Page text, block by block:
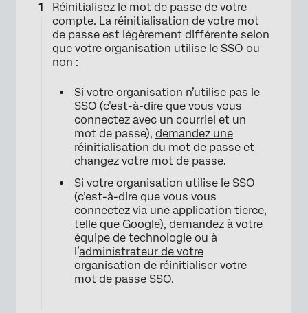
Réinitialisez le mot de passe de votre
compte. La réinitialisation de votre mot
de passe est légèrement différente selon
que votre organisation utilise le SSO ou
non :
Si votre organisation n’utilise pas le
SSO (c’est-à-dire que vous vous
connectez avec un courriel et un
mot de passe), demandez une
réinitialisation du mot de passe et
changez votre mot de passe.
Si votre organisation utilise le SSO
(c’est-à-dire que vous vous
connectez via une application tierce,
telle que Google), demandez à votre
équipe de technologie ou à
l’administrateur de votre
organisation de réinitialiser votre
mot de passe SSO.